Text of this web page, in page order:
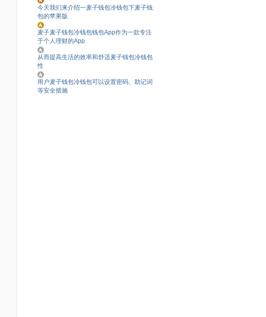
今天我们来介绍一麦子钱包冷钱包下麦子钱
包的苹果版
麦子麦子钱包冷钱包钱包App作为一款专注
于个人理财的App
从而提高生活的效率和舒适麦子钱包冷钱包
性
用户麦子钱包冷钱包可以设置密码、助记词
等安全措施